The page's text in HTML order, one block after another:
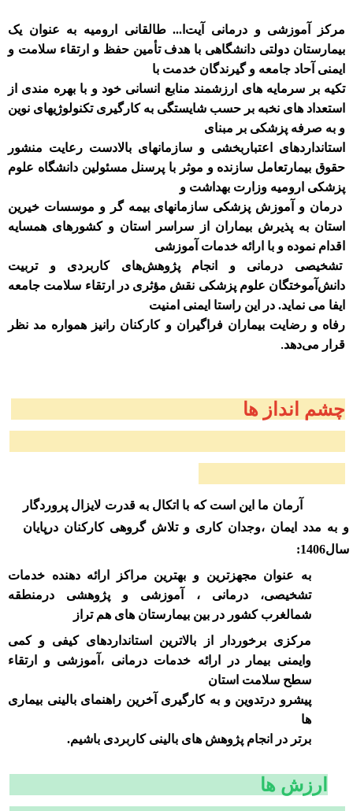
مرکز آموزشی و درمانی آیت‌ا... طالقانی ارومیه به عنوان یک
بیمارستان دولتی دانشگاهی با هدف تأمین حفظ و ارتقاء سلامت و
ایمنی آحاد جامعه و گیرندگان خدمت با
تکیه بر سرمایه های ارزشمند منابع انسانی خود و با بهره مندی از
استعداد های نخبه بر حسب شایستگی به کارگیری تکنولوژیهای نوین
و به صرفه پزشکی بر مبنای
استانداردهای اعتباربخشی و سازمانهای بالادست رعایت منشور
حقوق بیمارتعامل سازنده و موثر با پرسنل مسئولین دانشگاه علوم
پزشکی ارومیه وزارت بهداشت و
درمان و آموزش پزشکی سازمانهای بیمه گر و موسسات خیرین
استان به پذیرش بیماران از سراسر استان و کشورهای همسایه
اقدام نموده و با ارائه خدمات آموزشی
تشخیصی درمانی و انجام پژوهش‌های کاربردی و تربیت
دانش‌آموختگان علوم پزشکی نقش مؤثری در ارتقاء سلامت جامعه
ایفا می نماید. در این راستا ایمنی امنیت
رفاه و رضایت بیماران فراگیران و کارکنان رانیز همواره مد نظر
قرار می‌دهد.
چشم انداز ها
آرمان ما این است که با اتکال به قدرت لایزال پروردگار
و به مدد ایمان ،وجدان کاری و تلاش گروهی کارکنان درپایان
سال1406:
به عنوان مجهزترین و بهترین مراکز ارائه دهنده خدمات
تشخیصی، درمانی ، آموزشی و پژوهشی درمنطقه
شمالغرب کشور در بین بیمارستان های هم تراز
مرکزی برخوردار از بالاترین استانداردهای کیفی و کمی
وایمنی بیمار در ارائه خدمات درمانی ،آموزشی و ارتقاء
سطح سلامت استان
پیشرو درتدوین و به کارگیری آخرین راهنمای بالینی بیماری
ها
برتر در انجام پژوهش های بالینی کاربردی باشیم.
ارزش ها